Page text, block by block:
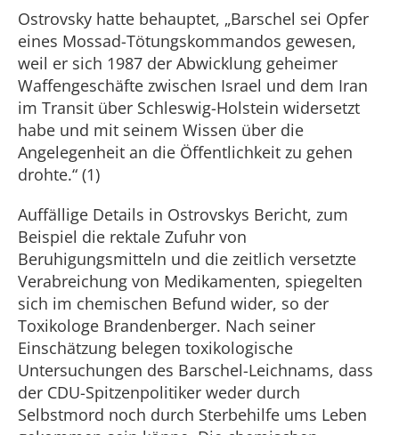
Ostrovsky hatte behauptet, „Barschel sei Opfer
eines Mossad-Tötungskommandos gewesen,
weil er sich 1987 der Abwicklung geheimer
Waffengeschäfte zwischen Israel und dem Iran
im Transit über Schleswig-Holstein widersetzt
habe und mit seinem Wissen über die
Angelegenheit an die Öffentlichkeit zu gehen
drohte.“ (1)
Auffällige Details in Ostrovskys Bericht, zum
Beispiel die rektale Zufuhr von
Beruhigungsmitteln und die zeitlich versetzte
Verabreichung von Medikamenten, spiegelten
sich im chemischen Befund wider, so der
Toxikologe Brandenberger. Nach seiner
Einschätzung belegen toxikologische
Untersuchungen des Barschel-Leichnams, dass
der CDU-Spitzenpolitiker weder durch
Selbstmord noch durch Sterbehilfe ums Leben